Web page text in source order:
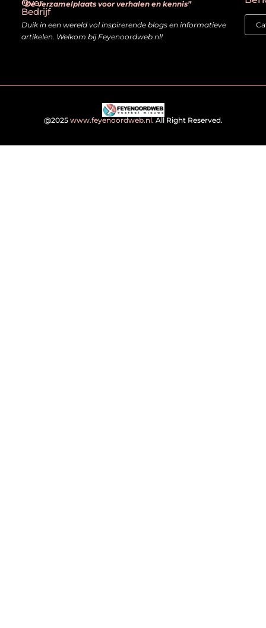
Over
Bedrijf
“De verzamelplaats voor verhalen en kennis”
Duik in een wereld vol inspirerende blogs en informatieve
artikelen. Welkom bij Feyenoordweb.nl!
@2025 www.feyenoordweb.nl. All Right Reserved.